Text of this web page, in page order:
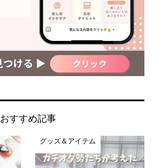
おすすめ記事
グッズ＆アイテム